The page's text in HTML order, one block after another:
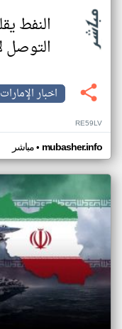
النفط
التوصل
اخبار الإمارات
RE59LV
مباشر• mubasher.info